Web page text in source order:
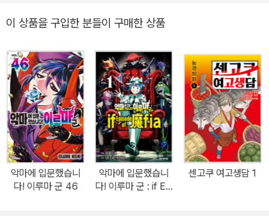
이 상품을 구입한 분들이 구매한 상품
악마에 입문했습니
다! 이루마 군 46
악마에 입문했습니
다! 이루마 군 : if Epi
센고쿠 여고생담 1